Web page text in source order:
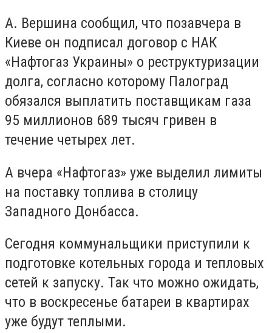
А. Вершина сообщил, что позавчера в
Киеве он подписал договор с НАК
«Нафтогаз Украины» о реструктуризации
долга, согласно которому Палоград
обязался выплатить поставщикам газа
95 миллионов 689 тысяч гривен в
течение четырех лет.
А вчера «Нафтогаз» уже выделил лимиты
на поставку топлива в столицу
Западного Донбасса.
Сегодня коммунальщики приступили к
подготовке котельных города и тепловых
сетей к запуску. Так что можно ожидать,
что в воскресенье батареи в квартирах
уже будут теплыми.